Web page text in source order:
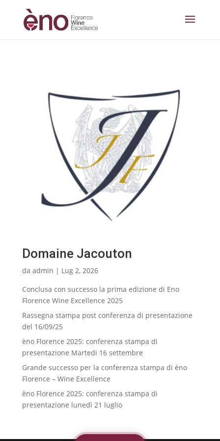
Domaine Jacouton
da admin | Lug 2, 2026
Conclusa con successo la prima edizione di Eno
Florence Wine Excellence 2025
Rassegna stampa post conferenza di presentazione
del 16/09/25
èno Florence 2025: conferenza stampa di
presentazione Martedi 16 settembre
Grande successo per la conferenza stampa di èno
Florence – Wine Excellence
èno Florence 2025: conferenza stampa di
presentazione lunedì 21 luglio